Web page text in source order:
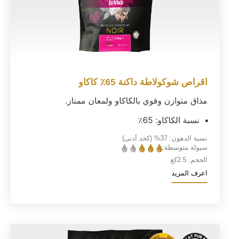
اقراص شوكولاطة داكنة 65٪ كاكاو
مذاق متوازن وقوي بالكاكاو ولمعان ممتاز.
نسبة الكاكاو: 65٪
نسبة الدهون: 37%
(كحد أدنى)
سيولة متوسطة:
الحجم: 2.5كغ
اعرف المزيد